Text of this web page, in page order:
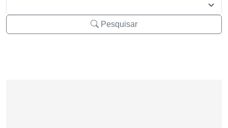
Pesquisar